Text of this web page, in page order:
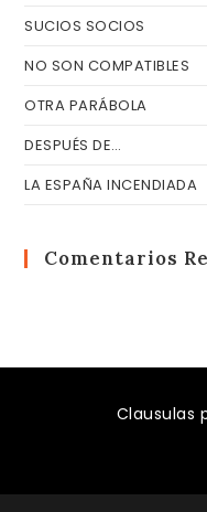
SUCIOS SOCIOS
NO SON COMPATIBLES
OTRA PARÁBOLA
DESPUÉS DE…
LA ESPAÑA INCENDIADA
Comentarios
Clausulas